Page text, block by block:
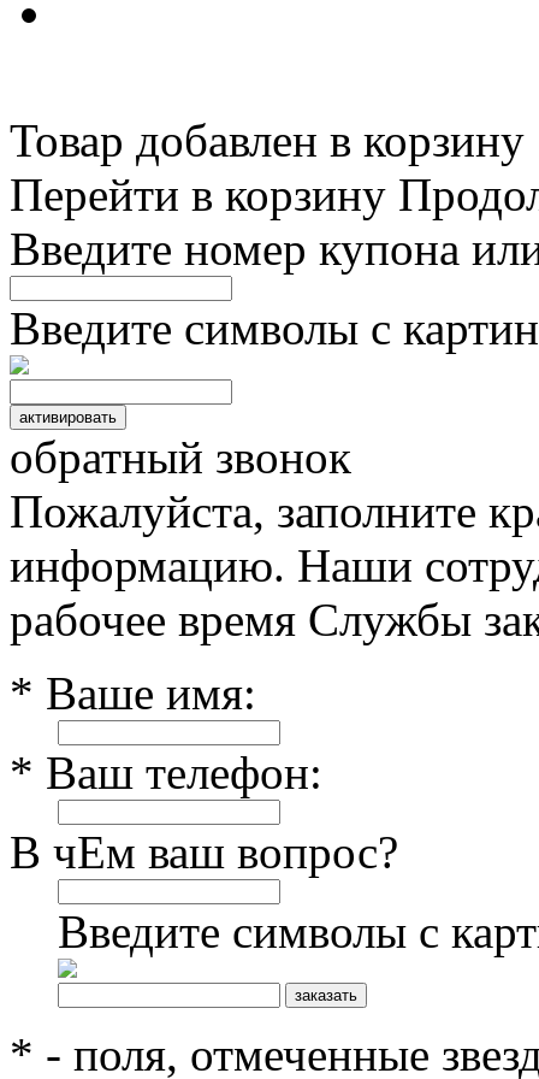
Товар добавлен в корзину
Перейти в корзину
Введите номер купона
Введите символы с
обратный звонок
Пожалуйста, заполните
информацию. Наши
рабочее время Службы
* Ваше имя:
* Ваш телефон:
В чЕм ваш вопрос?
Введите символы с
* - поля, отмеченные